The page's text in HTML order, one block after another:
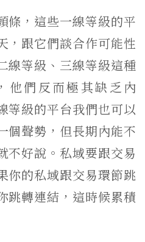
條，這些一線等級的平
，跟它們談合作可能性
線等級、三線等級這種
他們反而極其缺乏內
等級的平台我們也可以
個聲勢，但長期內能不
不好說。私域要跟交易
你的私域跟交易環節跳
跳轉連結，這時候累積